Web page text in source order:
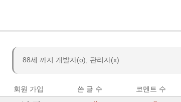
88세 까지 개발자(o), 관리자(x)
회원 가입 쓴 글 수 코멘트 수